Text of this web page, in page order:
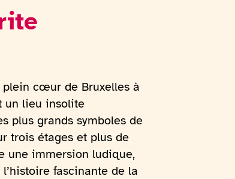
plein cœur de Bruxelles à
un lieu insolite
plus grands symboles de
trois étages et plus de
une immersion ludique,
fascinante de la